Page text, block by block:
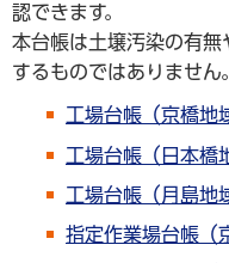
認できます。
本台帳は土壌汚染の有
するものではありません。
工場台帳（京橋地
工場台帳（日本橋
工場台帳（月島地
指定作業場台帳（